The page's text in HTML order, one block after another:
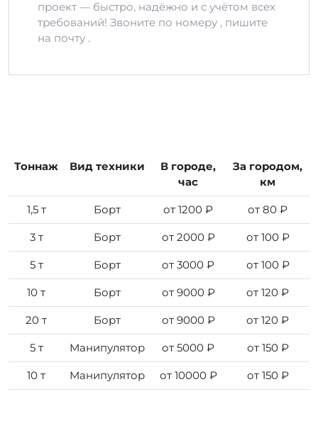
проект — быстро, надёжно и с учётом всех
требований! Звоните по номеру , пишите
на почту .
Тоннаж Вид техники
В городе,
час
За городом,
км
1,5 т Борт от 1200 ₽ от 80 ₽
3 т Борт от 2000 ₽ от 100 ₽
5 т Борт от 3000 ₽ от 100 ₽
10 т Борт от 9000 ₽ от 120 ₽
20 т Борт от 9000 ₽ от 120 ₽
5 т Манипулятор от 5000 ₽ от 150 ₽
10 т Манипулятор от 10000 ₽ от 150 ₽